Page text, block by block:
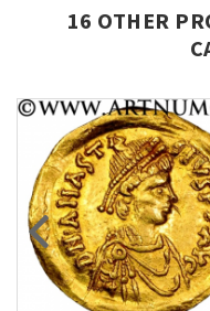
16 OTHER